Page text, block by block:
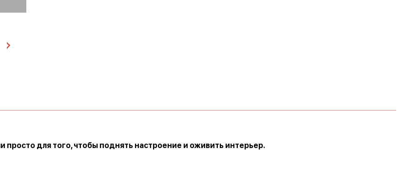
для того, чтобы поднять настроение и оживить интерьер.